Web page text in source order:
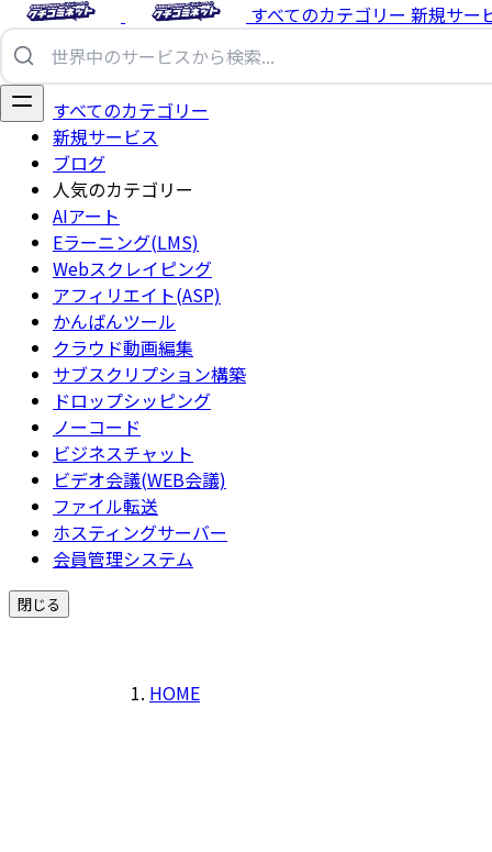
すべてのカテゴリー 新規サー
すべてのカテゴリー
新規サービス
ブログ
人気のカテゴリー
AIアート
Eラーニング(LMS)
Webスクレイピング
アフィリエイト(ASP)
かんばんツール
クラウド動画編集
サブスクリプション構築
ドロップシッピング
ノーコード
ビジネスチャット
ビデオ会議(WEB会議)
ファイル転送
ホスティングサーバー
会員管理システム
閉じる
HOME